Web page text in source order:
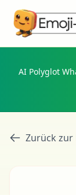
AI Polyglot
Zurück zur